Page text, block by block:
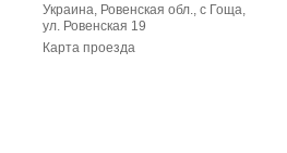
Украина, Ровенская обл., с Гоща,
ул. Ровенская 19
Карта проезда